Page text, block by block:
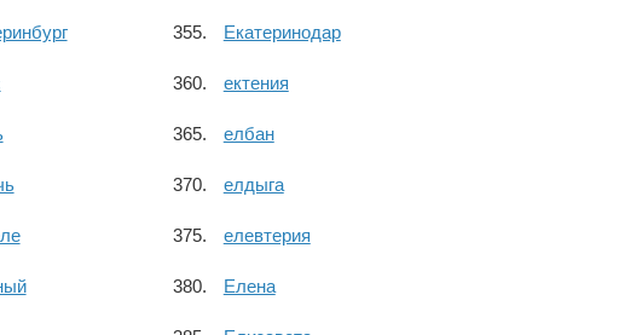
Екатеринодар
ектения
елбан
елдыга
елевтерия
Елена